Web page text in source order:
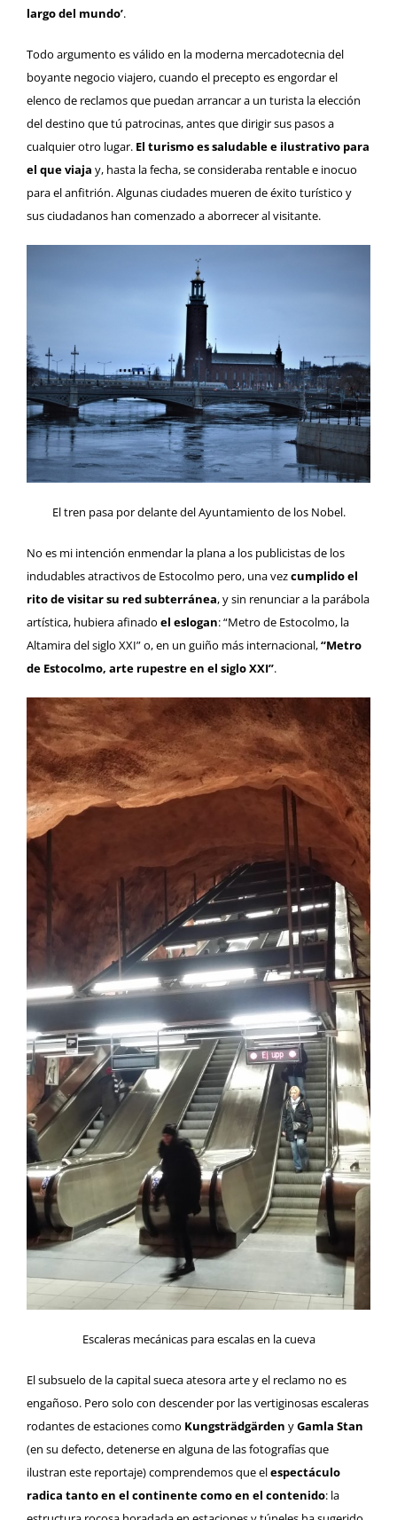
largo del mundo’.
Todo argumento es válido en la moderna mercadotecnia del
boyante negocio viajero, cuando el precepto es engordar el
elenco de reclamos que puedan arrancar a un turista la elección
del destino que tú patrocinas, antes que dirigir sus pasos a
cualquier otro lugar. El turismo es saludable e ilustrativo para
el que viaja y, hasta la fecha, se consideraba rentable e inocuo
para el anfitrión. Algunas ciudades mueren de éxito turístico y
sus ciudadanos han comenzado a aborrecer al visitante.
El tren pasa por delante del Ayuntamiento de los Nobel.
No es mi intención enmendar la plana a los publicistas de los
indudables atractivos de Estocolmo pero, una vezcumplido el
rito de visitar su red subterránea, y sin renunciar a la parábola
artística, hubiera afinado el eslogan: “Metro de Estocolmo, la
Altamira del siglo XXI” o, en un guiño más internacional,“Metro
de Estocolmo, arte rupestre en el siglo XXI”.
Escaleras mecánicas para escalas en la cueva
El subsuelo de la capital sueca atesora arte y el reclamo no es
engañoso. Pero solo con descender por las vertiginosas escaleras
rodantes de estaciones como Kungsträdgärden yGamla Stan
(en su defecto, detenerse en alguna de las fotografías que
ilustran este reportaje) comprendemos que elespectáculo
radica tanto en el continente como en el contenido: la